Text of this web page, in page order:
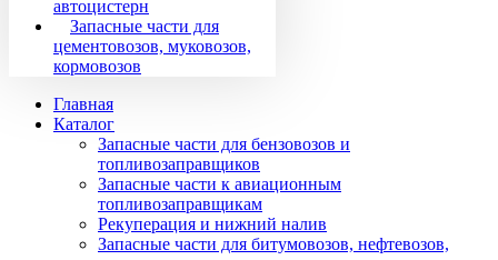
автоцистерн
Запасные части для
цементовозов, муковозов,
кормовозов
Главная
Каталог
Запасные части для бензовозов и
топливозаправщиков
Запасные части к авиационным
топливозаправщикам
Рекуперация и нижний налив
Запасные части для битумовозов, нефтевозов,